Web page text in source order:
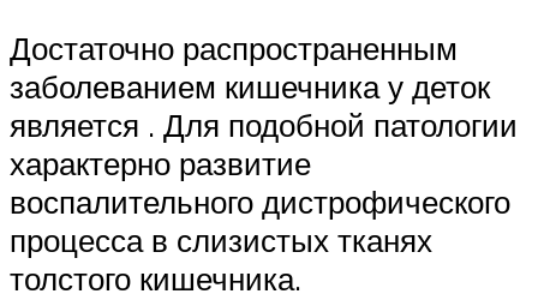
Достаточно распространенным
заболеванием кишечника у деток
является . Для подобной патологии
характерно развитие
воспалительного дистрофического
процесса в слизистых тканях
толстого кишечника.